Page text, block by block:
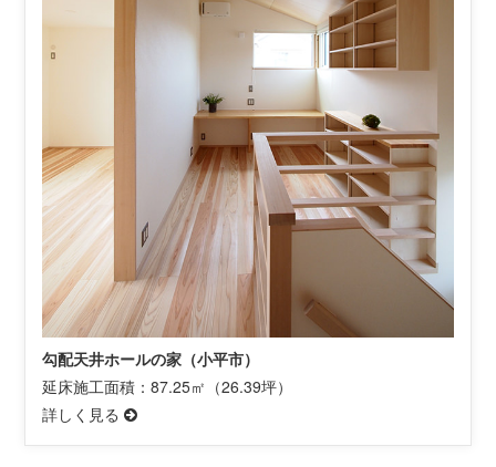
勾配天井ホールの家（小平市）
延床施工面積：87.25㎡（26.39坪）
詳しく見る